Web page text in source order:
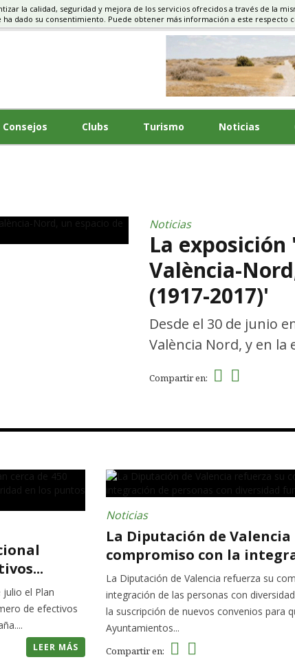
TORNEOS, TURISMO
Consejos Clubs Turismo Noticias
Noticias
La
València-
(1917-2017)'
Desde el 30 de junio
València Nord, y en la
Compartir en:
el Plan
de efectivos
LEER MÁS
Noticias
La Diputación de
compromiso con la
La Diputación de Valencia refuerza su
integración de las personas con
la suscripción de nuevos convenios para
Ayuntamientos...
Compartir en:
la calidad, seguridad y mejora de los servicios ofrecidos a través de la
ha dado su consentimiento. Puede obtener más información a este respecto